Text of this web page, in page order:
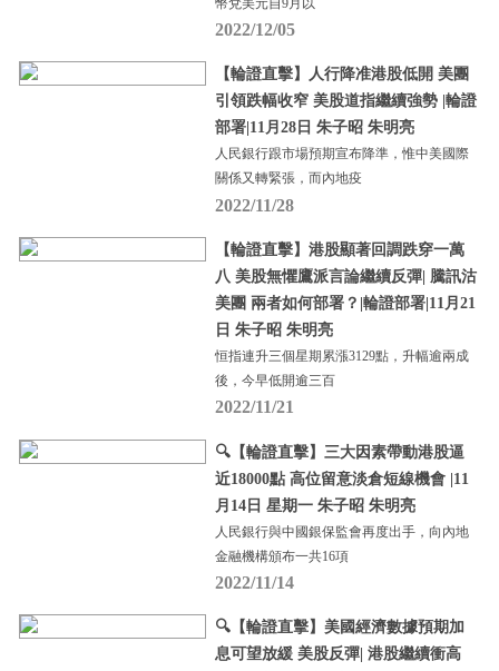
2022/12/05
【輪證直擊】人行降准港股低開 美團
引領跌幅收窄 美股道指繼續強勢 |輪證
部署|11月28日 朱子昭 朱明亮
人民銀行跟市場預期宣布降準，惟中美國際
關係又轉緊張，而內地疫
2022/11/28
【輪證直擊】港股顯著回調跌穿一萬
八 美股無懼鷹派言論繼續反彈| 騰訊沽
美團 兩者如何部署？|輪證部署|11月21
日 朱子昭 朱明亮
恒指連升三個星期累漲3129點，升幅逾兩成
後，今早低開逾三百
2022/11/21
🔍【輪證直擊】三大因素帶動港股逼
近18000點 高位留意淡倉短線機會 |11
月14日 星期一 朱子昭 朱明亮
人民銀行與中國銀保監會再度出手，向內地
金融機構頒布一共16項
2022/11/14
🔍【輪證直擊】美國經濟數據預期加
息可望放緩 美股反彈| 港股繼續衝高